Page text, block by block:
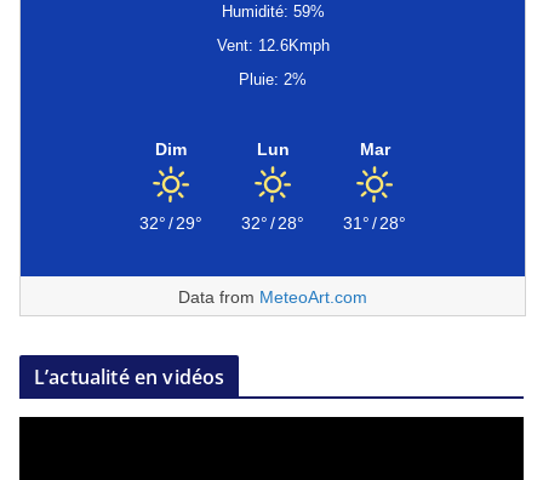
Humidité: 59%
Vent: 12.6Kmph
Pluie: 2%
Dim
32°/29°
Lun
32°/28°
Mar
31°/28°
Data from MeteoArt.com
L’actualité en vidéos